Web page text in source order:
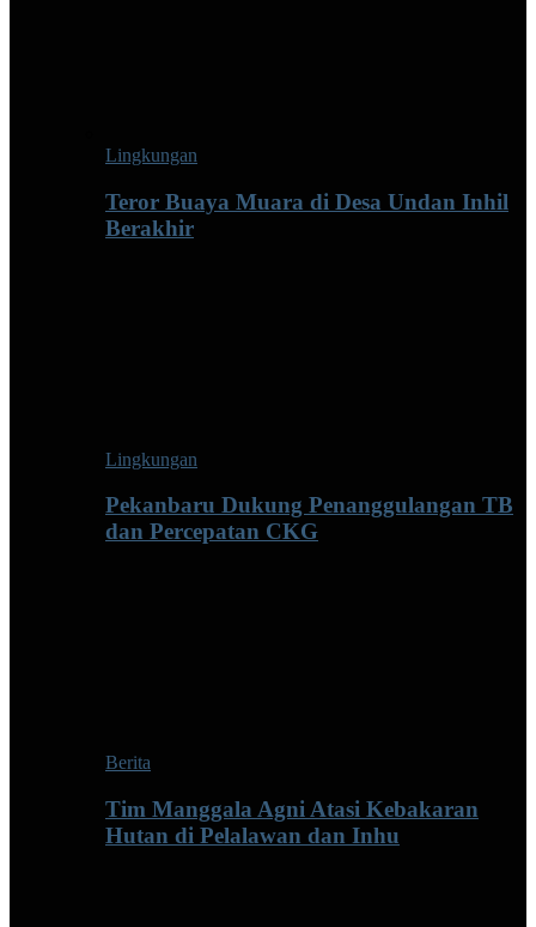
Lingkungan
Teror Buaya Muara di Desa Undan Inhil
Berakhir
Lingkungan
Pekanbaru Dukung Penanggulangan TB
dan Percepatan CKG
Berita
Tim Manggala Agni Atasi Kebakaran
Hutan di Pelalawan dan Inhu